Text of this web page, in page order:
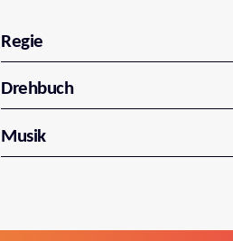
lernt dabei die wahre Bedeutung
kennen.
Regie
Drehbuch
Musik